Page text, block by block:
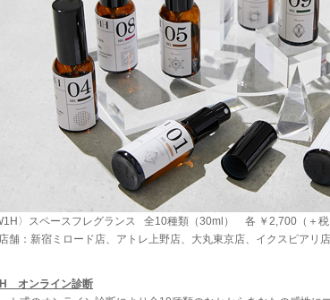
〉スペースフレグランス 全10種類（30ml） 各 ￥2,700（＋税
舗：新宿ミロード店、アトレ上野店、大丸東京店、イクスピアリ
オンライン診断